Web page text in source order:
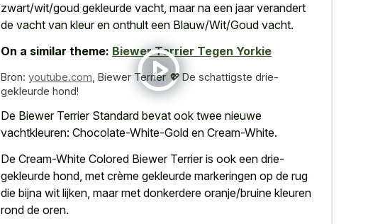
zwart/wit/goud gekleurde vacht, maar na een jaar verandert
de vacht van kleur en onthult een Blauw/Wit/Goud vacht.
On a similar theme: Biewer Terrier Tegen Yorkie
Bron: youtube.com Biewer Terrier 💖 De schattigste drie-
gekleurde hond!
De Biewer Terrier Standard bevat ook twee nieuwe
vachtkleuren: Chocolate-White-Gold en Cream-White.
De Cream-White Colored Biewer Terrier is ook een drie-
gekleurde hond, met crème gekleurde markeringen op de rug
die bijna wit lijken, maar met donkerdere oranje/bruine kleuren
rond de oren.